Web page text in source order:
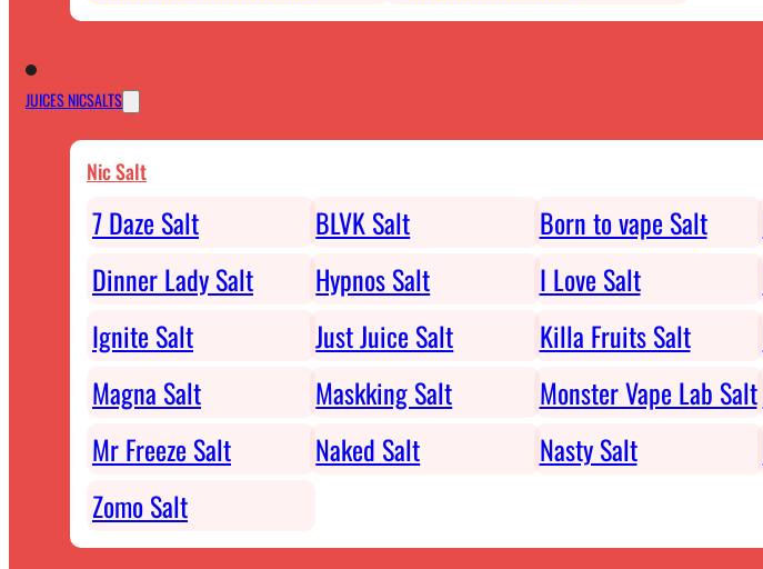
JUICES NICSALTS
Nic Salt
7 Daze Salt BLVK Salt Born to vape Salt
Dinner Lady Salt
Hypnos Salt I Love Salt
Ignite Salt
Just Juice Salt Killa Fruits Salt
Magna Salt
Maskking Salt Monster Vape Lab Salt
Mr Freeze Salt
Naked Salt Nasty Salt
Zomo Salt